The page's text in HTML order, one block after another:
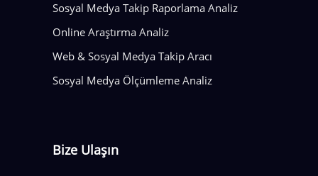
Sosyal Medya Takip Raporlama Analiz
Online Araştırma Analiz
Web & Sosyal Medya Takip Aracı
Sosyal Medya Ölçümleme Analiz
Bize Ulaşın